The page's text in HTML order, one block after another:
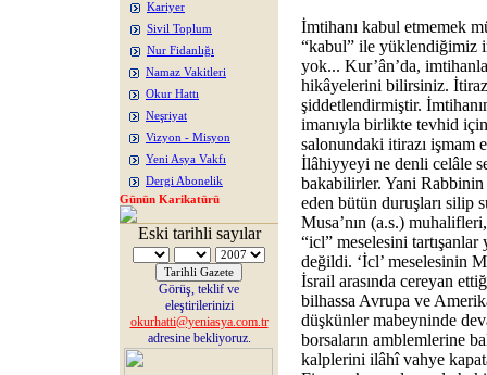
Kariyer
Sivil Toplum
Nur Fidanlığı
Namaz Vakitleri
Okur Hattı
Neşriyat
Vizyon - Misyon
Yeni Asya Vakfı
Dergi Abonelik
Günün Karikatürü
Eski tarihli sayılar
Görüş, teklif ve
eleştirilerinizi
okurhatti@yeniasya.com.tr
adresine bekliyoruz.
İmtihanı kabul etmemek
“kabul” ile yüklendiğimiz
yok... Kur’ân’da,
hikâyelerini bilirsiniz. İtiraz
şiddetlendirmiştir.
imanıyla birlikte tevhid
salonundaki itirazı işmam
İlâhiyyeyi ne denli celâle
bakabilirler. Yani Rabbinin
eden bütün duruşları silip
Musa’nın (a.s.)
“icl” meselesini
değildi. ‘İcl’ meselesinin
İsrail arasında cereyan
bilhassa Avrupa ve
düşkünler mabeyninde
borsaların amblemlerine
kalplerini ilâhî vahye